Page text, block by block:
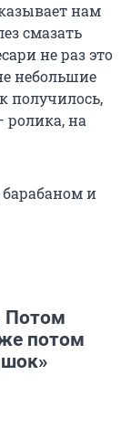
нам
смазать
не раз это
небольшие
получилось,
ролика, на
и
Потом
потом